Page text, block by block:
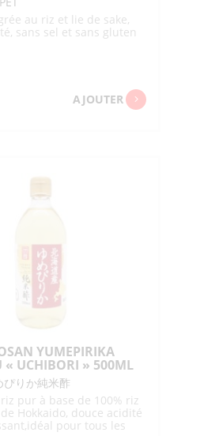
au riz et lie de sake,
sans sel et sans gluten
AJOUTER
YUMEPIRIKA
« UCHIBORI » 500ML
りか純米酢
pur à base de 100% riz
Hokkaido, douce acidité
pour tous les